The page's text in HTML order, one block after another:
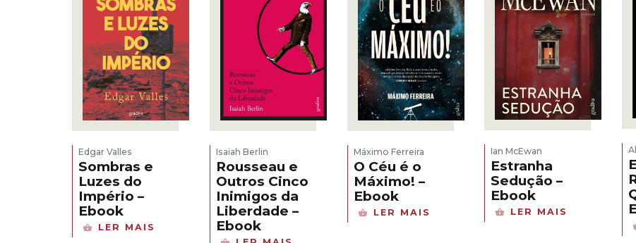
Edgar Valles
Sombras e
Luzes do
Império –
Ebook
LER MAIS
Isaiah Berlin
Rousseau e
Outros Cinco
Inimigos da
Liberdade –
Ebook
Máximo Ferreira
O Céu é o
Máximo! –
Ebook
LER MAIS
Ian McEwan
Estranha
Sedução –
Ebook
LER MAIS